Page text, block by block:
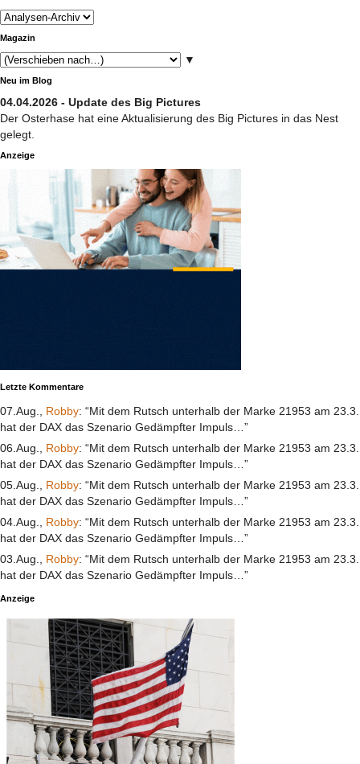
Magazin
▼
Neu im Blog
04.04.2026 - Update des Big Pictures
Der Osterhase hat eine Aktualisierung des Big Pictures in das Nest
gelegt.
Anzeige
Letzte Kommentare
07.Aug., Robby: “Mit dem Rutsch unterhalb der Marke 21953 am 23.3.
hat der DAX das Szenario Gedämpfter Impuls…”
06.Aug., Robby: “Mit dem Rutsch unterhalb der Marke 21953 am 23.3.
hat der DAX das Szenario Gedämpfter Impuls…”
05.Aug., Robby: “Mit dem Rutsch unterhalb der Marke 21953 am 23.3.
hat der DAX das Szenario Gedämpfter Impuls…”
04.Aug., Robby: “Mit dem Rutsch unterhalb der Marke 21953 am 23.3.
hat der DAX das Szenario Gedämpfter Impuls…”
03.Aug., Robby: “Mit dem Rutsch unterhalb der Marke 21953 am 23.3.
hat der DAX das Szenario Gedämpfter Impuls…”
Anzeige